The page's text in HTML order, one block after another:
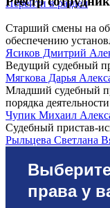
Перейти в раздел
Старший смены на
обеспечению
Ясиков Дмитрий
Ведущий судебный
Мягкова Дарья
Младший судебный
порядка
Чупик Михаил
Судебный пристав-
Рыльцева Светлана